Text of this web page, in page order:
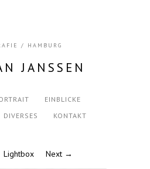
/ HAMBURG
JANSSEN
EINBLICKE
DIVERSES KONTAKT
Lightbox Next →